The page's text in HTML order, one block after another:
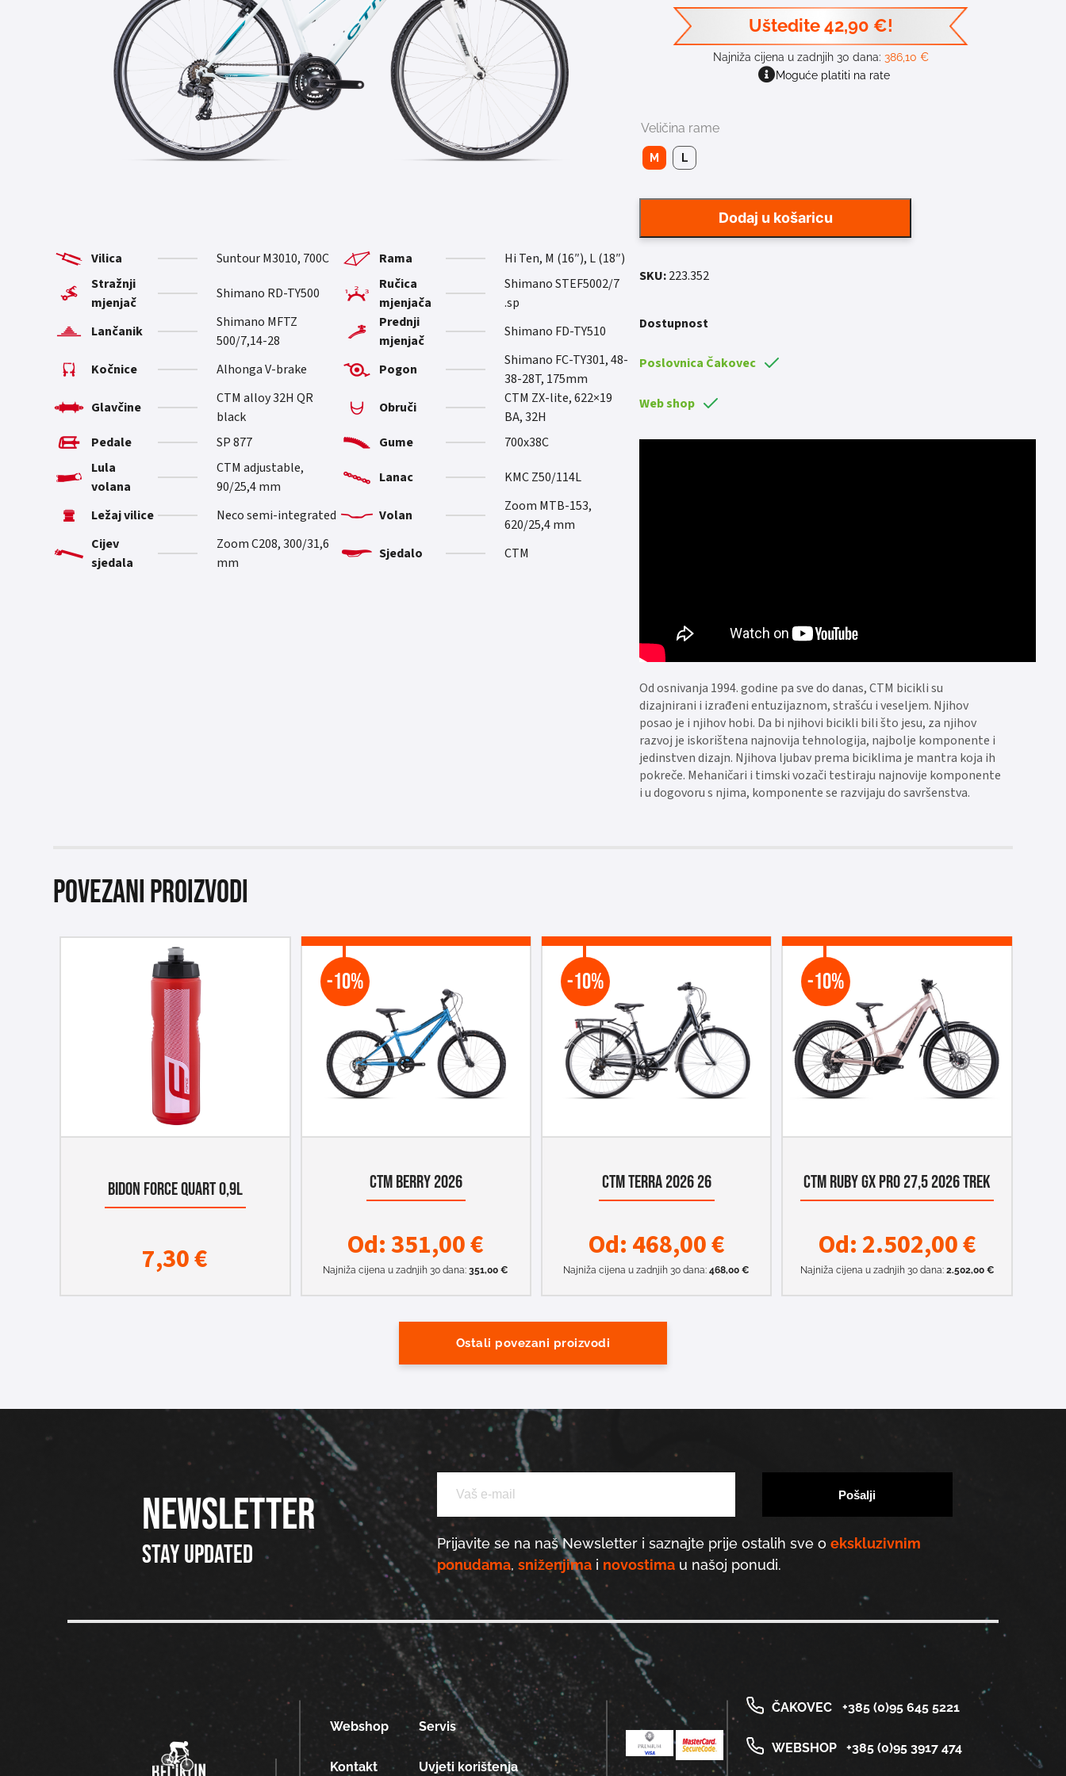
Rama Hi Ten, M (16″), L (18″)
Vilica
Suntour M3010, 700C
Ručica
mjenjača
Shimano STEF5002/7
sp.
Stražnji
mjenjač
Shimano RD-TY500
Prednji
mjenjač
Shimano FD-TY510
Lančanik
Shimano MFTZ
500/7,14-28
Pogon
Shimano FC-TY301, 48-
38-28T, 175mm
Kočnice Alhonga V-brake
Obruči
CTM ZX-lite, 622×19
BA, 32H
Glavčine
CTM alloy 32H QR
black
Gume
700x38C
Pedale
SP 877
Lanac
KMC Z50/114L
Lula
volana
CTM adjustable,
90/25,4 mm
Volan
Zoom MTB-153,
620/25,4 mm
Ležaj vilice Neco semi-integrated
Sjedalo CTM
Cijev
sjedala
Zoom C208, 300/31,6
mm
Uštedite 42,90 €!
Najniža cijena u zadnjih 30 dana: 386,10 €
Moguće platiti na rate
Veličina rame
M L
Dodaj u košaricu
SKU:223.352
Dostupnost
Poslovnica Čakovec
Web shop
Od osnivanja 1994. godine pa sve do danas, CTM bicikli su
dizajnirani i izrađeni entuzijaznom, strašću i veseljem. Njihov
posao je i njihov hobi. Da bi njihovi bicikli bili što jesu, za njihov
razvoj je iskorištena najnovija tehnologija, najbolje komponente i
jedinstven dizajn. Njihova ljubav prema biciklima je mantra koja ih
pokreče. Mehaničari i timski vozači testiraju najnovije komponente
i u dogovoru s njima, komponente se razvijaju do savršenstva.
Povezani proizvodi
BIDON FORCE QUART 0,9L
7,30€
-10%
CTM BERRY 2026
Od:351,00€
Najniža cijena u zadnjih 30 dana:351,00€
-10%
CTM TERRA 2026 26
Od:468,00€
Najniža cijena u zadnjih 30 dana:468,00€
-10%
CTM RUBY GX PRO 27,5 2026 TREK
Od:2.502,00€
Najniža cijena u zadnjih 30 dana: 2.502,00 €
Ostali povezani proizvodi
NEWSLETTER
Stay updated Prijavite se na naš Newsletter i saznajte prije ostalih sve o ekskluzivnim
ponudama, sniženjimai novostimau našoj ponudi.
Webshop
Kontakt
Servis
Uvjeti korištenja
ČAKOVEC +385 (0)95 645 5221
WEBSHOP +385 (0)95 3917 474